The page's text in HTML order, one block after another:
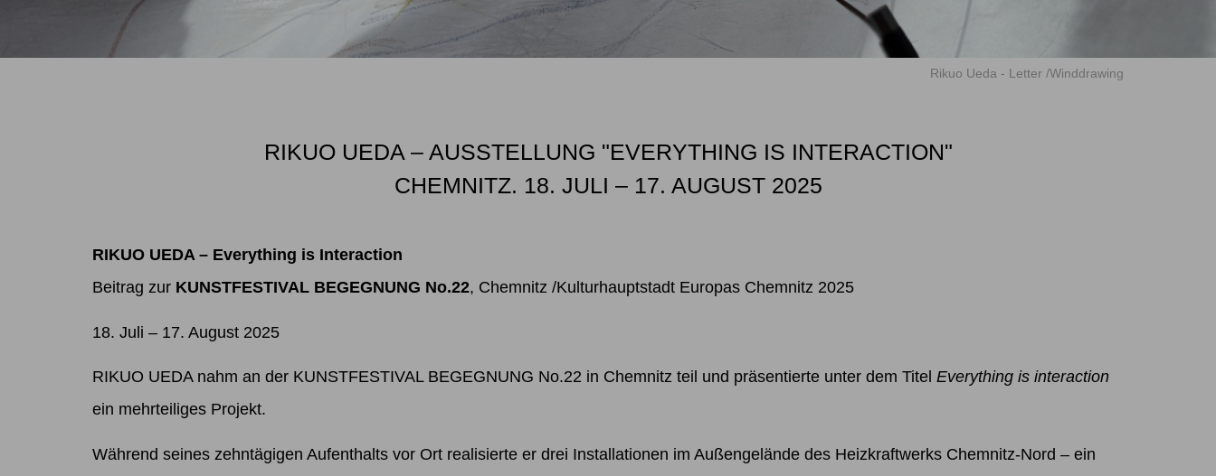
Rikuo Ueda - Letter /Winddrawing
RIKUO UEDA – AUSSTELLUNG "EVERYTHING IS INTERACTION"
CHEMNITZ. 18. JULI – 17. AUGUST 2025
RIKUO UEDA – Everything is Interaction
Beitrag zur KUNSTFESTIVAL BEGEGNUNG No.22, Chemnitz /Kulturhauptstadt Europas Chemnitz 2025
18. Juli – 17. August 2025
RIKUO UEDA nahm an der KUNSTFESTIVAL BEGEGNUNG No.22 in Chemnitz teil und präsentierte unter dem Titel Everything is interaction
ein mehrteiliges Projekt.
Während seines zehntägigen Aufenthalts vor Ort realisierte er drei Installationen im Außengelände des Heizkraftwerks Chemnitz-Nord – ein